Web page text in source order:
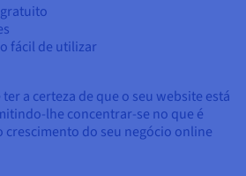
fácil de utilizar
a certeza de que o seu website está
lhe concentrar-se no que é
do seu negócio online